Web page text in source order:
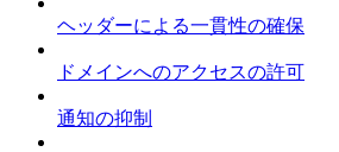
ヘッダーによる一貫性の確保
ドメインへのアクセスの許可
通知の抑制